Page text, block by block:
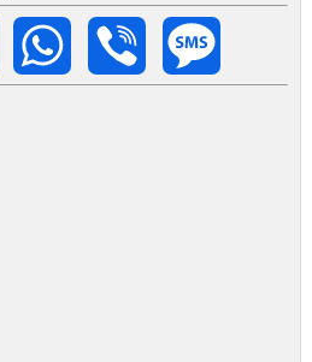
Facebook WhatsApp Viber